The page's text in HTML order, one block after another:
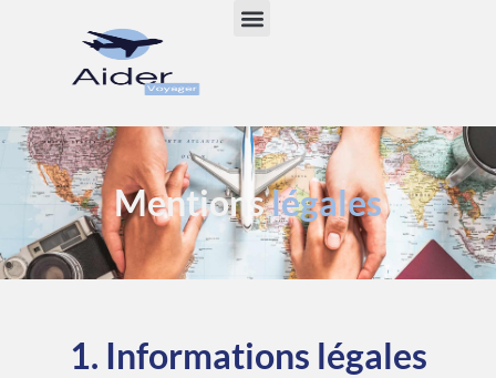
Mentionslégales
1. Informations légales